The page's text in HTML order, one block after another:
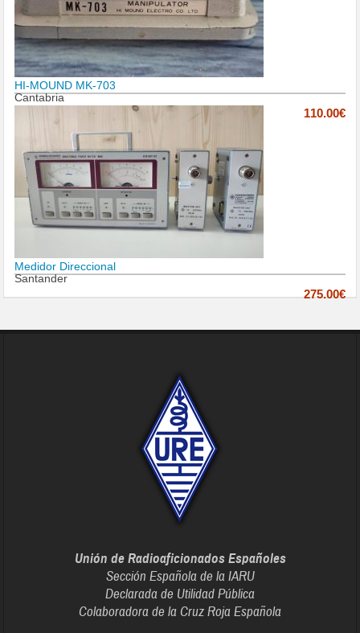
HI-MOUND MK-703
Cantabria
110.00€
Medidor Direccional
Santander
275.00€
Unión de Radioaficionados Españoles
Sección Española de la IARU
Declarada de Utilidad Pública
Colaboradora de la Cruz Roja Española